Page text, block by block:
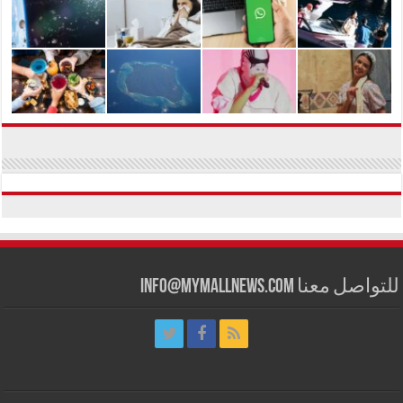
للتواصل معنا info@mymallnews.com